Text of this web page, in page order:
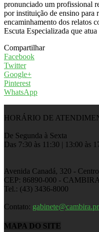
pronunciado um profissional
por instituição de ensino para
encaminhamento dos relatos
Escuta Especializada que
Compartilhar
Facebook
Twitter
Google+
Pinterest
WhatsApp
HORÁRIO DE
De Segunda à Sexta
Das 7:30 às 11:30 | 13:00 às
Avenida Canadá, 320 - Centro
CEP: 86890-000 -
Tel.: (43) 3436-8000
Contato:
MAPA DO SITE